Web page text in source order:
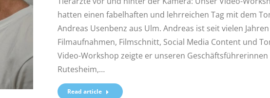
hatten einen fabelhaften und lehrreichen Tag mit dem
Andreas Usenbenz aus Ulm. Andreas ist seit vielen
Filmaufnahmen, Filmschnitt, Social Media Content und
Video-Workshop zeigte er unseren
Rutesheim,…
Read article